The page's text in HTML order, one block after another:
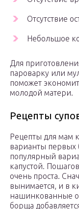
Отсутствие
Небольшое
Для
пароварку или
поможет
молодой матери.
Рецепты
Рецепты для мам
варианты первых
популярный
капустой.
очень проста.
вынимается, и в
нашинкованные
борща